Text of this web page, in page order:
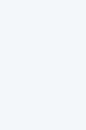
Buchrezension